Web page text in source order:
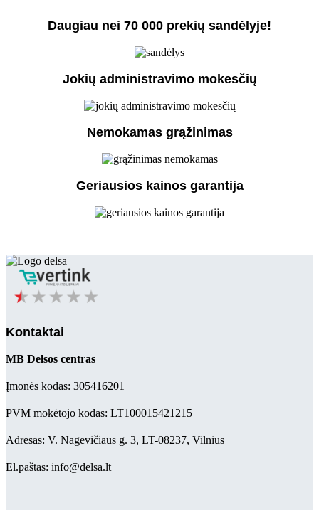
Daugiau nei 70 000 prekių sandėlyje!
Jokių administravimo mokesčių
Nemokamas grąžinimas
Geriausios kainos garantija
Kontaktai
MB Delsos centras
Įmonės kodas: 305416201
PVM mokėtojo kodas: LT100015421215
Adresas: V. Nagevičiaus g. 3, LT-08237, Vilnius
El.paštas: info@delsa.lt